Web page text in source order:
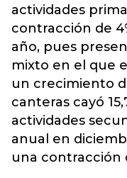
actividades
contracción de
año, pues
mixto en el que
un crecimiento
canteras cayó
actividades
anual en
una contracción